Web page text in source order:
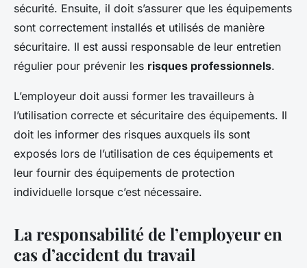
sécurité. Ensuite, il doit s’assurer que les équipements
sont correctement installés et utilisés de manière
sécuritaire. Il est aussi responsable de leur entretien
régulier pour prévenir les risques professionnels.
L’employeur doit aussi former les travailleurs à
l’utilisation correcte et sécuritaire des équipements. Il
doit les informer des risques auxquels ils sont
exposés lors de l’utilisation de ces équipements et
leur fournir des équipements de protection
individuelle lorsque c’est nécessaire.
La responsabilité de l’employeur en
cas d’accident du travail